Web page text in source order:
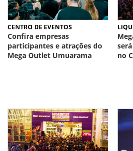
CENTRO DE EVENTOS
Confira empresas
participantes e atrações do
Mega Outlet Umuarama
no